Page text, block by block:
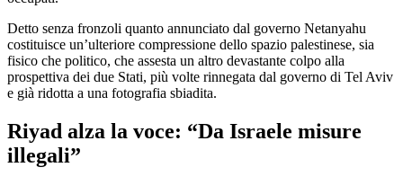
Detto senza fronzoli quanto annunciato dal governo Netanyahu
costituisce un’ulteriore compressione dello spazio palestinese, sia
fisico che politico, che assesta un altro devastante colpo alla
prospettiva dei due Stati, più volte rinnegata dal governo di Tel Aviv
e già ridotta a una fotografia sbiadita.
Riyad alza la voce: “Da Israele misure
illegali”